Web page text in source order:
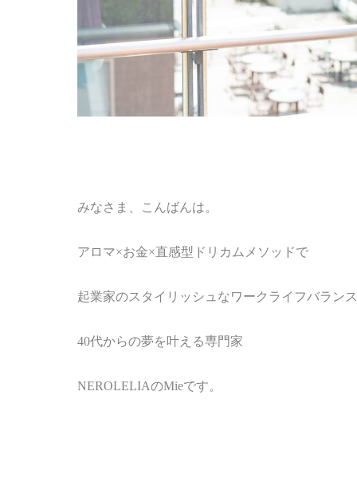
みなさま、こんばんは。
アロマ×お金×直感型ドリカムメソッドで
起業家のスタイリッシュなワークライフバランス
40代からの夢を叶える専門家
NEROLELIAのMieです。